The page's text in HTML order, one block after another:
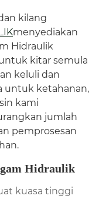
kilang
menyediakan
Hidraulik
kitar semula
keluli dan
untuk ketahanan,
kami
jumlah
pemprosesan
Hidraulik
kuasa tinggi